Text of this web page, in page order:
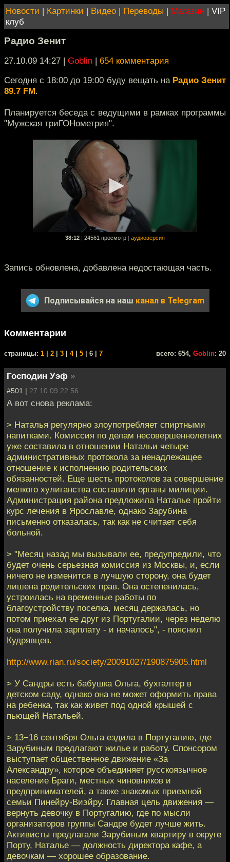
Новости | Картинки | Видео | Переводы | Магазин | VIP
клуб
Радио Зенит
27.10.09 14:27 | Goblin | 654 комментария
Сегодня с 18:00 до 19:00 буду вещать на Радио Зенит
89.7 FM.
Планируется беседа с ведущими в рамках программы
"Мужская триГОНометрия".
38:12 24561 просмотр аудиоверсия
Запись обновлена, добавлена недостающая часть.
Подписывайся на наш канал в Telegram
Комментарии
cтраницы: 1 2 3 4| 5 | 6 | 7 всего: 654, Goblin: 20
Господин Уэф »
#501 | 27.10.09 22:56
А вот снова реклама:
> Наталья регулярно злоупотребляет спиртными
напитками. Комиссия по делам несовершеннолетних
уже составила в отношении Натальи четыре
административных протокола за ненадлежащее
отношение к исполнению родительских
обязанностей. Еще шесть протоколов за совершение
мелкого хулиганства составили органы милиции.
Администрация района предложила Наталье пройти
курс лечения в Ярославле, однако Зарубина
письменно отказалась, так как не считает себя
больной.
> "Месяц назад мы вызывали ее, предупредили, что
будет очень серьезная комиссия из Москвы, и, если
ничего не изменится в лучшую сторону, она будет
лишена родительских прав. Она остепенилась,
устроилась на временные работы по
благоустройству поселка, месяц держалась, но
потом приехал ее друг из Португалии, через неделю
она получила зарплату - и началось", - пояснил
Кудрявцев.
http://www.rian.ru/society/20091027/190875905.html
> У Сандры есть бабушка Ольга, бухгалтер в
детском саду, однако она не может оформить права
на ребенка, так как живет под одной крышей с
пьющей Натальей.
> 13−16 сентября Ольга ездила в Португалию, где
Зарубиным предлагают жилье и работу. Спонсором
выступает общественное движение «За
Александру», которое объединяет русскоязычное
население Браги, местных чиновников и
предпринимателей, а также знакомых приемной
семьи Пинейру-Виэйру. Главная цель движения —
вернуть девочку в Португалию, где по мысли
организаторов группы Сандре будет лучше жить.
Активисты предлагали Зарубиным квартиру в округе
Порту, Наталье — должность директора кафе, а
девочкам — хорошее образование.